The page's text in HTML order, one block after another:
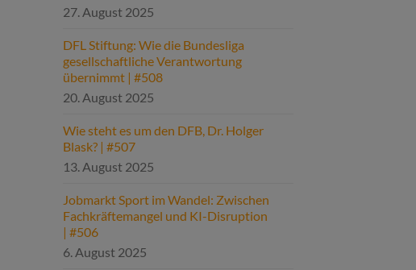
27. August 2025
DFL Stiftung: Wie die Bundesliga
gesellschaftliche Verantwortung
übernimmt | #508
20. August 2025
Wie steht es um den DFB, Dr. Holger
Blask? | #507
13. August 2025
Jobmarkt Sport im Wandel: Zwischen
Fachkräftemangel und KI-Disruption
| #506
6. August 2025